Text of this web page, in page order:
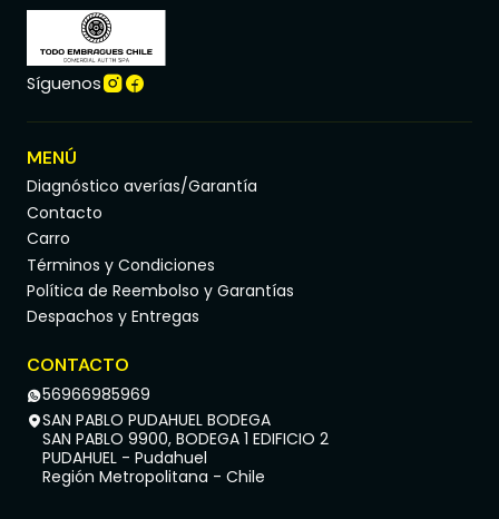
Síguenos
MENÚ
Diagnóstico averías/Garantía
Contacto
Carro
Términos y Condiciones
Política de Reembolso y Garantías
Despachos y Entregas
CONTACTO
56966985969
SAN PABLO PUDAHUEL BODEGA
SAN PABLO 9900, BODEGA 1 EDIFICIO 2
PUDAHUEL - Pudahuel
Región Metropolitana - Chile